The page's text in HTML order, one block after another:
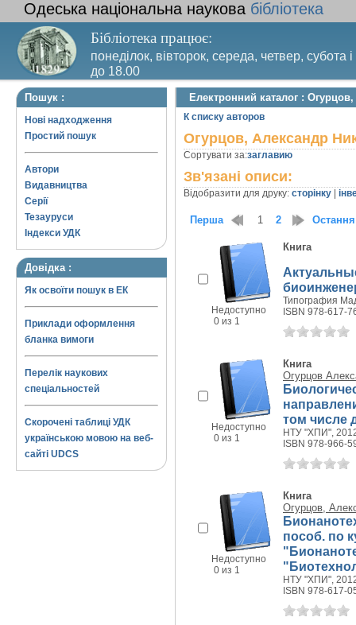
Одеська національна наукова бібліотека
Бібліотека працює:
понеділок, вівторок, середа, четвер, субота
до 18.00
Вихідний день – п’ятниця. Останній четвер
Пошук :
Нові надходження
Простий пошук
Автори
Видавництва
Серії
Тезауруси
Індекси УДК
Довідка :
Як освоїти пошук в ЕК
Приклади оформлення
бланка вимоги
Перелік наукових
спеціальностей
Скорочені таблиці УДК
українською мовою на веб-
сайті UDCS
Електронний каталог :
К списку авторов
Огурцов, Александр
Сортувати за:заглавию
Зв'язані описи:
Відобразити для друку: сторінку
Перша 1 2 Остання
Недоступно
0 из 1
Книга
Типография
ISBN 978-617-
Недоступно
0 из 1
Книга
Огурцов
том числе
НТУ "ХПИ",
ISBN 978-966-
Недоступно
0 из 1
Книга
Огурцов,
пособ. по
НТУ "ХПИ",
ISBN 978-617-